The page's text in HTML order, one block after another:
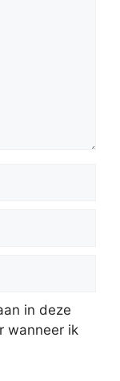
in deze
wanneer ik